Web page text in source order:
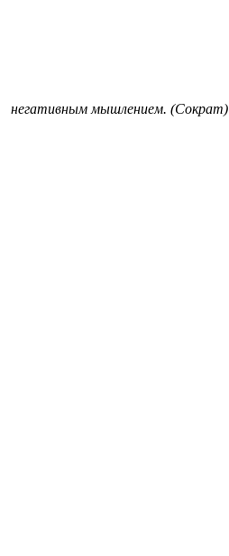
негативным мышлением. (Сократ)